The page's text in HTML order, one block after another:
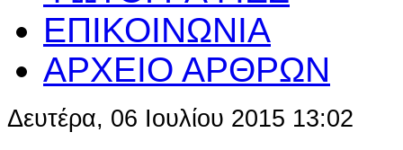
ΕΠΙΚΟΙΝΩΝΙΑ
ΑΡΧΕΙΟ ΑΡΘΡΩΝ
Δευτέρα, 06 Ιουλίου 2015 13:02